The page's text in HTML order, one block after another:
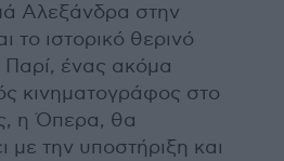
Αλεξάνδρα στην
το ιστορικό θερινό
Παρί, ένας ακόμα
κινηματογράφος στο
η Όπερα, θα
με την υποστήριξη και